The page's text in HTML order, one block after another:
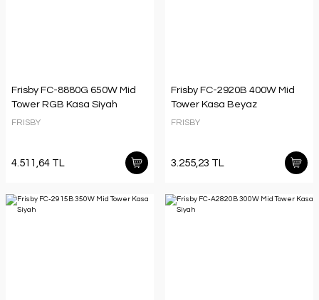
Frisby FC-8880G 650W Mid
Tower RGB Kasa Siyah
FRISBY
4.511,64 TL
Frisby FC-2920B 400W Mid
Tower Kasa Beyaz
FRISBY
3.255,23 TL